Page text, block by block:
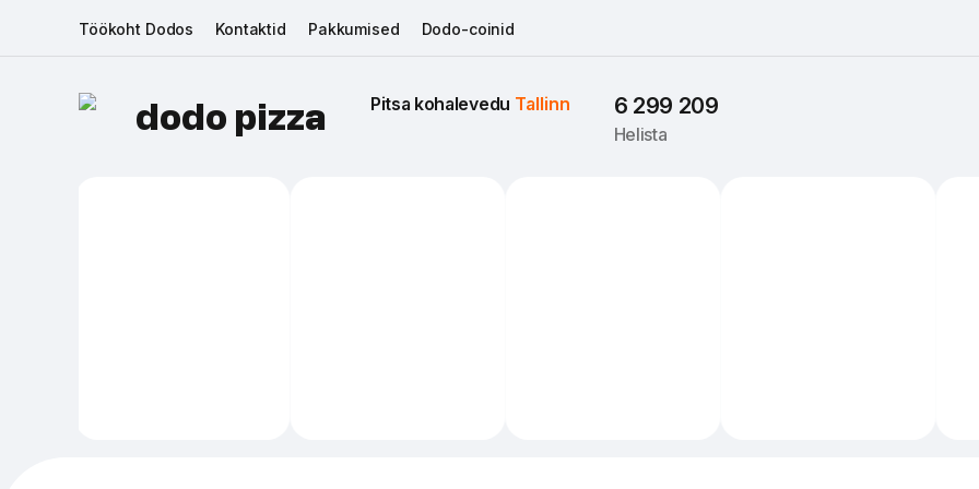
Töökoht Dodos Kontaktid Pakkumised Dodo-coinid
dodo pizza Pitsa kohalevedu Tallinn 6 299 209
Helista